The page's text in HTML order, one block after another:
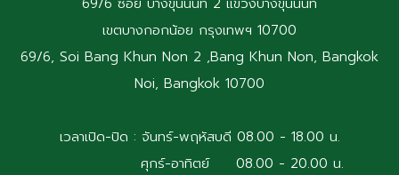
เขตบางกอกน้อย กรุงเทพฯ 10700
69/6, Soi Bang Khun Non 2 ,Bang Khun Non, Bangkok
Noi, Bangkok 10700
เวลาเปิด-ปิด : จันทร์-พฤหัสบดี 08.00 - 18.00 น.
ศุกร์-อาทิตย์ 08.00 - 20.00 น.